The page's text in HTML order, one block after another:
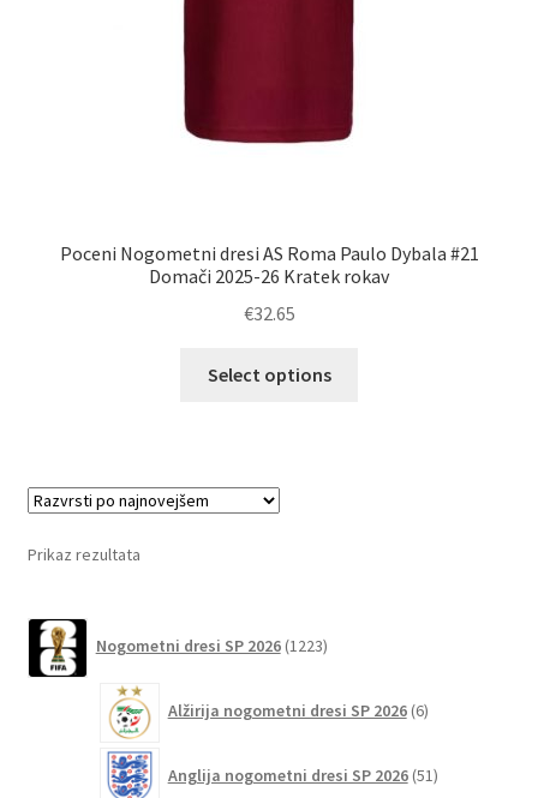
Poceni Nogometni dresi AS Roma Paulo Dybala #21
Domači 2025-26 Kratek rokav
€32.65
Select options
Prikaz rezultata
Nogometni dresi SP 2026 1223izdelkov
Alžirija nogometni dresi SP 2026 6izdelkov
Anglija nogometni dresi SP 2026 51izdelkov